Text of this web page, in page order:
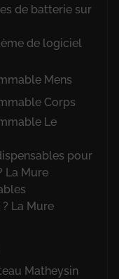
de batterie sur
de logiciel
Mens
Corps
Le
pour
La Mure
La Mure
Matheysin